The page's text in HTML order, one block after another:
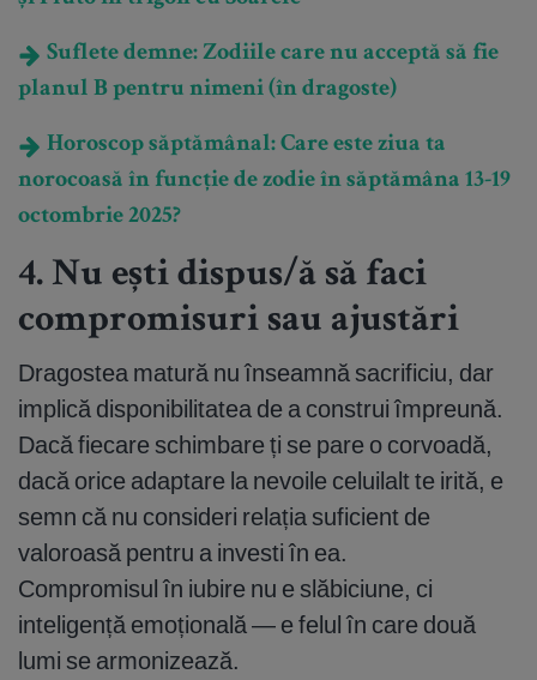
Suflete demne: Zodiile care nu acceptă să fie
planul B pentru nimeni (în dragoste)
Horoscop săptămânal: Care este ziua ta
norocoasă în funcție de zodie în săptămâna 13-19
octombrie 2025?
4. Nu ești dispus/ă să faci
compromisuri sau ajustări
Dragostea matură nu înseamnă sacrificiu, dar
implică disponibilitatea de a construi împreună.
Dacă fiecare schimbare ți se pare o corvoadă,
dacă orice adaptare la nevoile celuilalt te irită, e
semn că nu consideri relația suficient de
valoroasă pentru a investi în ea.
Compromisul în iubire nu e slăbiciune, ci
inteligență emoțională — e felul în care două
lumi se armonizează.